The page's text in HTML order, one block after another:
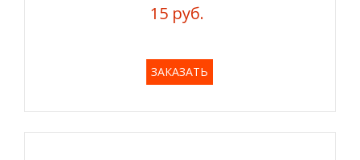
15 руб.
ЗАКАЗАТЬ